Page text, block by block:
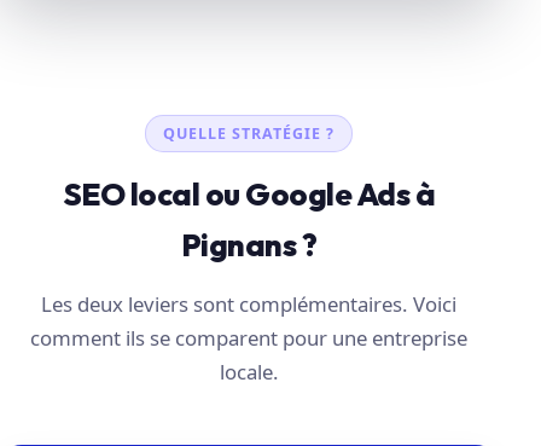
QUELLE STRATÉGIE ?
SEO local ou Google Ads à
Pignans ?
Les deux leviers sont complémentaires. Voici
comment ils se comparent pour une entreprise
locale.